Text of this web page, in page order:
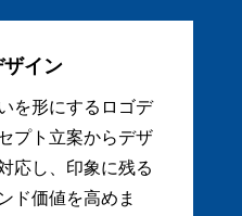
ザイン
を形にするロゴデ
プト立案からデザ
応し、印象に残る
ド価値を高めま